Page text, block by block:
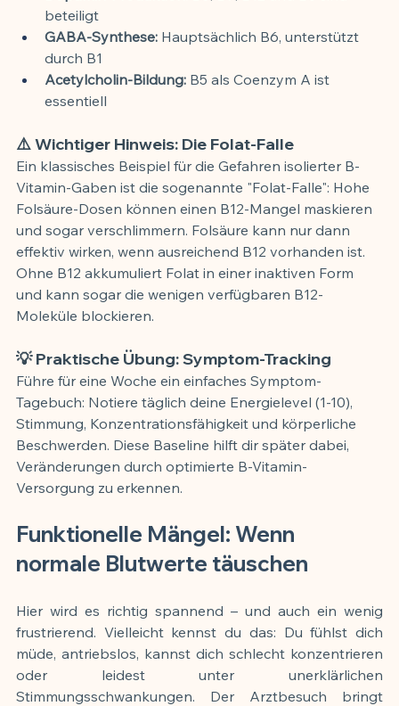
beteiligt
GABA-Synthese: Hauptsächlich B6, unterstützt
durch B1
Acetylcholin-Bildung: B5 als Coenzym A ist
essentiell
⚠️ Wichtiger Hinweis: Die Folat-Falle
Ein klassisches Beispiel für die Gefahren isolierter B-
Vitamin-Gaben ist die sogenannte "Folat-Falle": Hohe
Folsäure-Dosen können einen B12-Mangel maskieren
und sogar verschlimmern. Folsäure kann nur dann
effektiv wirken, wenn ausreichend B12 vorhanden ist.
Ohne B12 akkumuliert Folat in einer inaktiven Form
und kann sogar die wenigen verfügbaren B12-
Moleküle blockieren.
💡 Praktische Übung: Symptom-Tracking
Führe für eine Woche ein einfaches Symptom-
Tagebuch: Notiere täglich deine Energielevel (1-10),
Stimmung, Konzentrationsfähigkeit und körperliche
Beschwerden. Diese Baseline hilft dir später dabei,
Veränderungen durch optimierte B-Vitamin-
Versorgung zu erkennen.
Funktionelle Mängel: Wenn
normale Blutwerte täuschen
Hier wird es richtig spannend – und auch ein wenig
frustrierend. Vielleicht kennst du das: Du fühlst dich
müde, antriebslos, kannst dich schlecht konzentrieren
oder leidest unter unerklärlichen
Stimmungsschwankungen. Der Arztbesuch bringt